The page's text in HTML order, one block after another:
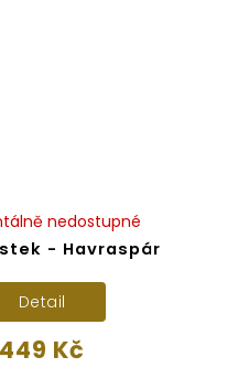
- Havraspár
nedostupné
449 Kč
Detail